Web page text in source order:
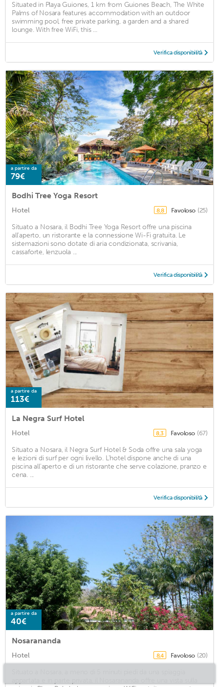
Situated in Playa Guiones, 1 km from Guiones Beach, The White
Palms of Nosara features accommodation with an outdoor
swimming pool, free private parking, a garden and a shared
lounge. With free WiFi, this ...
Verifica disponibilità
a partire da
79€
Bodhi Tree Yoga Resort
Hotel 8,8 Favoloso (25)
Situato a Nosara, il Bodhi Tree Yoga Resort offre una piscina
all'aperto, un ristorante e la connessione Wi-Fi gratuita. Le
sistemazioni sono dotate di aria condizionata, scrivania,
cassaforte, lenzuola ...
Verifica disponibilità
a partire da
113€
La Negra Surf Hotel
Hotel 8,3 Favoloso (67)
Situato a Nosara, il Negra Surf Hotel & Soda offre una sala yoga
e lezioni di surf per ogni livello. L'hotel dispone anche di una
piscina all'aperto e di un ristorante che serve colazione, pranzo e
cena. ...
Verifica disponibilità
a partire da
40€
Nosarananda
Hotel 8,4 Favoloso (20)